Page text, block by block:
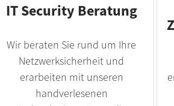
IT Security Beratung
Wir beraten Sie rund um Ihre
Netzwerksicherheit und
erarbeiten mit unseren
handverlesenen